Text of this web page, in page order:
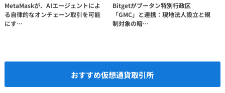
MetaMaskが、AIエージェントによ
る自律的なオンチェーン取引を可能
にす…
Bitgetがブータン特別行政区
「GMC」と連携：現地法人設立と規
制対象の暗…
おすすめ仮想通貨取引所